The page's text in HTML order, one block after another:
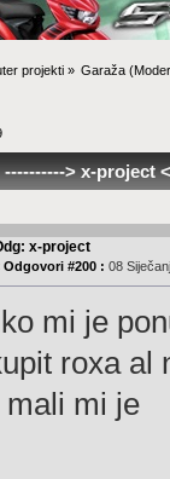
projekti» Garaža
> x-project
x-project
Odgovori #200 : 08
mi je
roxa al
mali mi je